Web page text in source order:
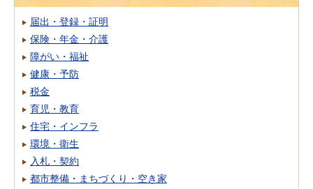
届出・登録・証明
保険・年金・介護
障がい・福祉
健康・予防
税金
育児・教育
住宅・インフラ
環境・衛生
入札・契約
都市整備・まちづくり・空き家